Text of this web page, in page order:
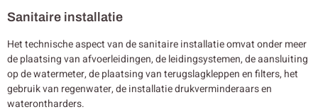
Sanitaire installatie
Het technische aspect van de sanitaire installatie omvat onder meer
de plaatsing van afvoerleidingen, de leidingsystemen, de aansluiting
op de watermeter, de plaatsing van terugslagkleppen en filters, het
gebruik van regenwater, de installatie drukverminderaars en
waterontharders.